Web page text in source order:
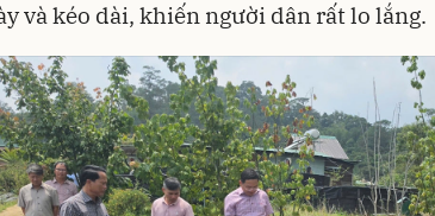
và kéo dài, khiến người dân rất lo lắng.